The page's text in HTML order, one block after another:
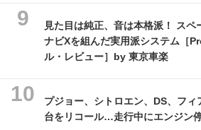
見た目は純正、音は本格派！ スペ
ナビXを組んだ実用派システム［
ル・レビュー］by 東京車楽
プジョー、シトロエン、DS、フ
台をリコール…走行中にエンジン